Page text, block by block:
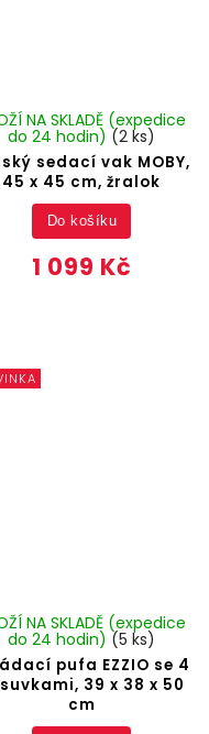
sedací vak MOBY,
45 x 45 cm, žralok
NA SKLADĚ (expedice
do 24 hodin) (2 ks)
1 099 Kč
Do košíku
pufa EZZIO se 4
39 x 38 x 50
cm
NA SKLADĚ (expedice
do 24 hodin) (5 ks)